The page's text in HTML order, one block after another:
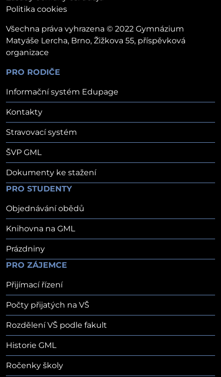
PRO RODIČE
Informační systém Edupage
Kontakty
Stravovací systém
ŠVP GML
Dokumenty ke stažení
PRO STUDENTY
Objednávání obědů
Knihovna na GML
Prázdniny
PRO ZÁJEMCE
Přijímací řízení
Počty přijatých na VŠ
Rozdělení VŠ podle fakult
Historie GML
Ročenky školy
Politika cookies
Všechna práva vyhrazena © 2022 Gymnázium
Matyáše Lercha, Brno, Žižkova 55, příspěvková
organizace